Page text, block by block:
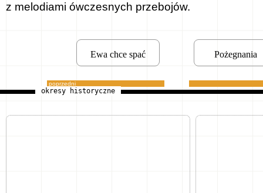
z melodiami ówczesnych przebojów.
poprzedni
Ewa chce spać Pożegnania
okresy historyczne